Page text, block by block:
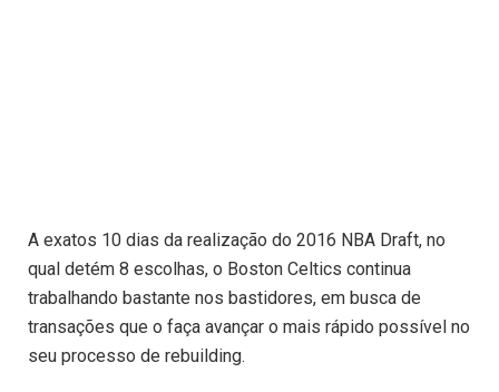
A exatos 10 dias da realização do 2016 NBA Draft, no
qual detém 8 escolhas, o Boston Celtics continua
trabalhando bastante nos bastidores, em busca de
transações que o faça avançar o mais rápido possível no
seu processo de rebuilding.